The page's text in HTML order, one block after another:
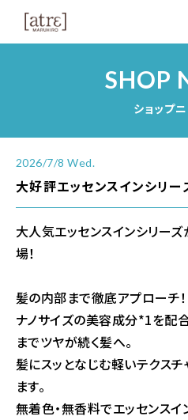
SHOP
ショップ
2026/7/8 Wed.
大好評エッセンスインシリ
大人気エッセンスインシリー
場！
髪の内部まで徹底アプローチ！
ナノサイズの美容成分*1を配
までツヤが続く髪へ。
髪にスッとなじむ軽いテクスチ
ます。
無着色・無香料でエッセンス